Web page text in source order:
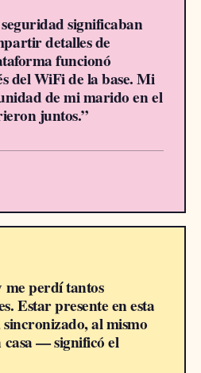
significaban
detalles de
funcionó
del WiFi de la base. Mi
de mi marido en el
juntos.”
me perdí tantos
Estar presente en esta
al mismo
casa — significó el